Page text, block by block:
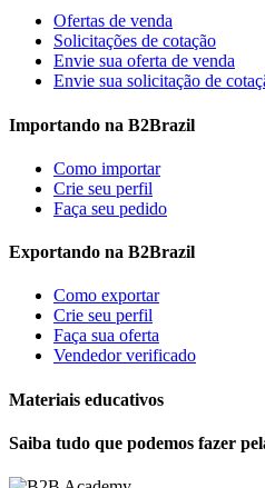
Ofertas de venda
Solicitações de cotação
Envie sua oferta de venda
Envie sua solicitação de
Importando na B2Brazil
Como importar
Crie seu perfil
Faça seu pedido
Exportando na B2Brazil
Como exportar
Crie seu perfil
Faça sua oferta
Vendedor verificado
Materiais educativos
Saiba tudo que podemos fazer